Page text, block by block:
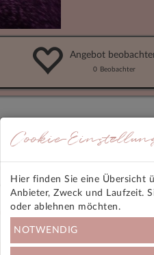
Angebot
0 Beobachter
KRISTALLEN BRAUT
Cookie-
Hier finden Sie eine Übersicht
Anbieter, Zweck und Laufzeit.
oder ablehnen möchten.
NOTWENDIG